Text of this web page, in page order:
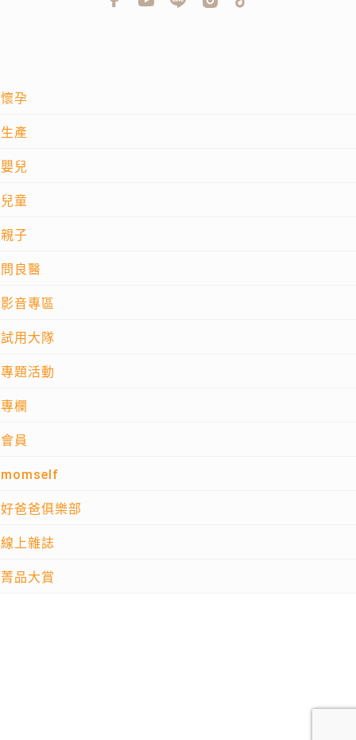
懷孕
生產
嬰兒
兒童
親子
問良醫
影音專區
試用大隊
專題活動
專欄
會員
momself
好爸爸俱樂部
線上雜誌
菁品大賞